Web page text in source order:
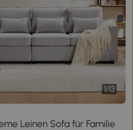
1/13
Leinen Sofa für Familie